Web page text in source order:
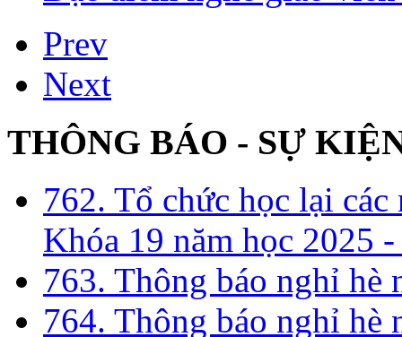
Prev
Next
THÔNG BÁO - SỰ
762. Tổ chức học lại
Khóa 19 năm học 2025
763. Thông báo nghỉ hè
764. Thông báo nghỉ hè